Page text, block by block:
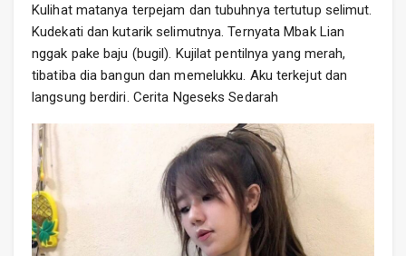
Kulihat matanya terpejam dan tubuhnya tertutup selimut.
Kudekati dan kutarik selimutnya. Ternyata Mbak Lian
nggak pake baju (bugil). Kujilat pentilnya yang merah,
tibatiba dia bangun dan memelukku. Aku terkejut dan
langsung berdiri. Cerita Ngeseks Sedarah